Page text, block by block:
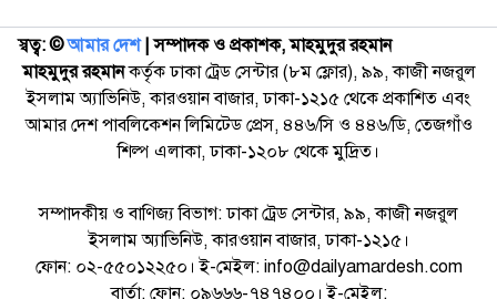
স্বত্ব: ©️আমার দেশ| সম্পাদক ও প্রকাশক, মাহমুদুর রহমান
মাহমুদুর রহমানকর্তৃক ঢাকা ট্রেড সেন্টার (৮ম ফ্লোর), ৯৯, কাজী নজরুল
ইসলাম অ্যাভিনিউ, কারওয়ান বাজার, ঢাকা-১২১৫ থেকে প্রকাশিত এবং
আমার দেশ পাবলিকেশন লিমিটেড প্রেস, ৪৪৬/সি ও ৪৪৬/ডি, তেজগাঁও
শিল্প এলাকা, ঢাকা-১২০৮ থেকে মুদ্রিত।
সম্পাদকীয় ও বাণিজ্য বিভাগ: ঢাকা ট্রেড সেন্টার, ৯৯, কাজী নজরুল
ইসলাম অ্যাভিনিউ, কারওয়ান বাজার, ঢাকা-১২১৫।
ফোন: ০২-৫৫০১২২৫০। ই-মেইল: info@dailyamardesh.com
বার্তা: ফোন: ০৯৬৬৬-৭৪৭৪০০। ই-মেইল: